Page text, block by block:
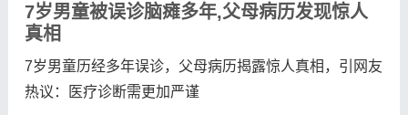
7岁男童被误诊脑瘫多年,父母病历发现惊人
真相
7岁男童历经多年误诊，父母病历揭露惊人真相，引网友
热议：医疗诊断需更加严谨